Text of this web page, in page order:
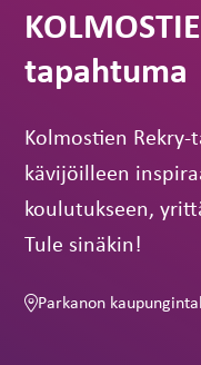
tapahtuma
Kolmostien
kävijöilleen
koulutukseen,
Tule sinäkin!
Parkanon